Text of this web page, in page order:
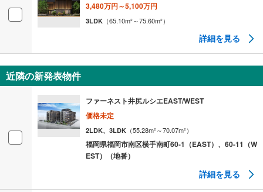
3,480万円～5,100万円
3LDK （65.10m²～75.60m²）
詳細を見る
近隣の新発表物件
ファーネスト井尻ルシエEAST/WEST
価格未定
2LDK、3LDK （55.28m²～70.07m²）
福岡県福岡市南区横手南町60-1（EAST）、60-11（W
EST）（地番）
詳細を見る